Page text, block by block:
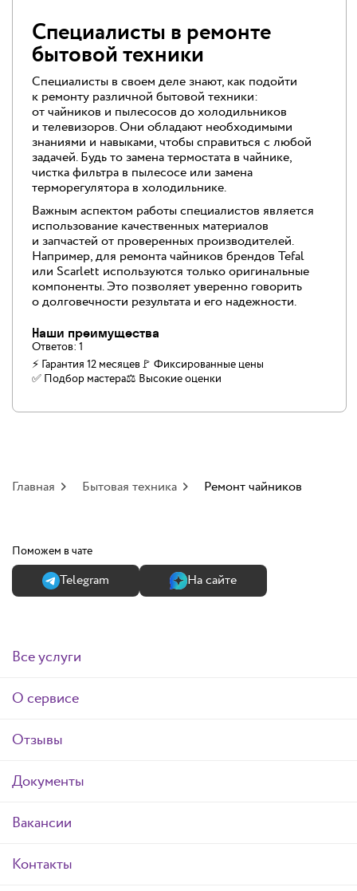
Специалисты в ремонте
бытовой техники
Специалисты в своем деле знают, как подойти
к ремонту различной бытовой техники:
от чайников и пылесосов до холодильников
и телевизоров. Они обладают необходимыми
знаниями и навыками, чтобы справиться с любой
задачей. Будь то замена термостата в чайнике,
чистка фильтра в пылесосе или замена
терморегулятора в холодильнике.
Важным аспектом работы специалистов является
использование качественных материалов
и запчастей от проверенных производителей.
Например, для ремонта чайников брендов Tefal
или Scarlett используются только оригинальные
компоненты. Это позволяет уверенно говорить
о долговечности результата и его надежности.
Наши преимущества
Ответов: 1
⚡ Гарантия 12 месяцев🚩 Фиксированные цены
✅️ Подбор мастера⚖️ Высокие оценки
Главная Бытовая техника Ремонт чайников
Поможем в чате
Теlegram На сайте
Все услуги
О сервисе
Отзывы
Документы
Вакансии
Контакты